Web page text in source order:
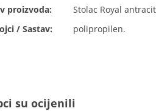
proizvoda:
Stolac Royal
/ Sastav:
polipropilen.
su ocijenili